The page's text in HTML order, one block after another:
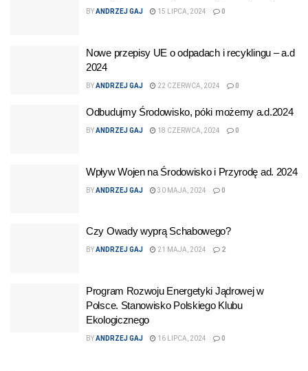
BYANDRZEJ GAJ 15 LIPCA, 2024 0
Nowe przepisy UE o odpadach i recyklingu – a.d
2024
BYANDRZEJ GAJ 22 CZERWCA, 2024 0
Odbudujmy Środowisko, póki możemy a.d.2024
BYANDRZEJ GAJ 18 CZERWCA, 2024 0
Wpływ Wojen na Środowisko i Przyrodę ad. 2024
BYANDRZEJ GAJ 30 MAJA, 2024 0
Czy Owady wyprą Schabowego?
BYANDRZEJ GAJ 21 MAJA, 2024 2
Program Rozwoju Energetyki Jądrowej w
Polsce. Stanowisko Polskiego Klubu
Ekologicznego
BYANDRZEJ GAJ 16 LIPCA, 2024 0